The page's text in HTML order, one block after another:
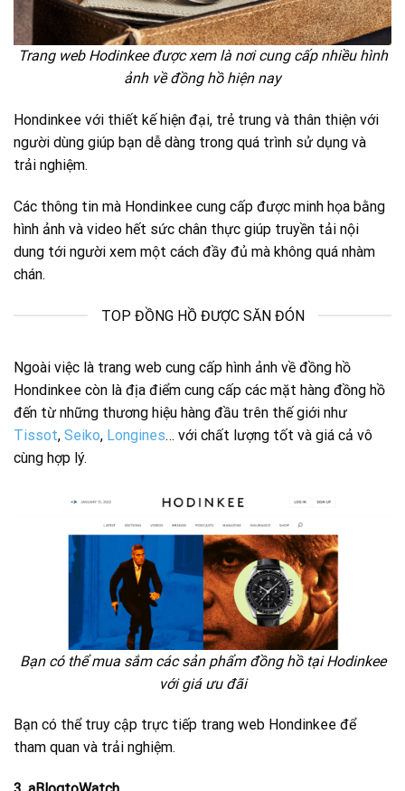
Trang web Hodinkee được xem là nơi cung cấp nhiều hình
ảnh về đồng hồ hiện nay
Hondinkee với thiết kế hiện đại, trẻ trung và thân thiện với
người dùng giúp bạn dễ dàng trong quá trình sử dụng và
trải nghiệm.
Các thông tin mà Hondinkee cung cấp được minh họa bằng
hình ảnh và video hết sức chân thực giúp truyền tải nội
dung tới người xem một cách đầy đủ mà không quá nhàm
chán.
TOP ĐỒNG HỒ ĐƯỢC SĂN ĐÓN
Ngoài việc là trang web cung cấp hình ảnh về đồng hồ
Hondinkee còn là địa điểm cung cấp các mặt hàng đồng hồ
đến từ những thương hiệu hàng đầu trên thế giới như
Tissot, Seiko, Longines… với chất lượng tốt và giá cả vô
cùng hợp lý.
Bạn có thể mua sắm các sản phẩm đồng hồ tại Hodinkee
với giá ưu đãi
Bạn có thể truy cập trực tiếp trang web Hondinkee để
tham quan và trải nghiệm.